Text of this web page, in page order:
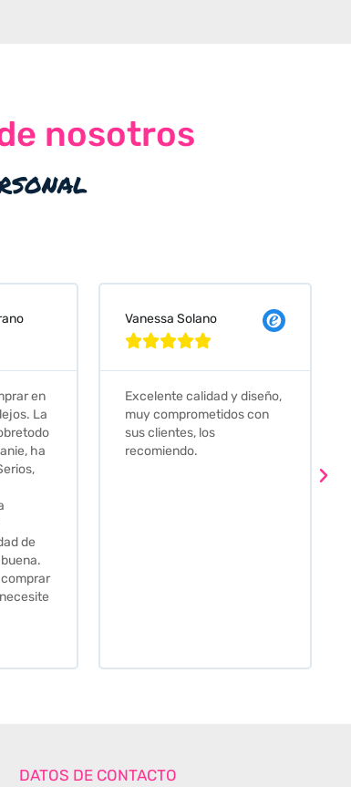
nosotros
diseño,
con
Judit Bonet Pardell

Que decir, si teneis que
comprar alguna baldosa
este és el sitio indicado! Yo
pedi una muestra y me
DATOS DE CONTACTO